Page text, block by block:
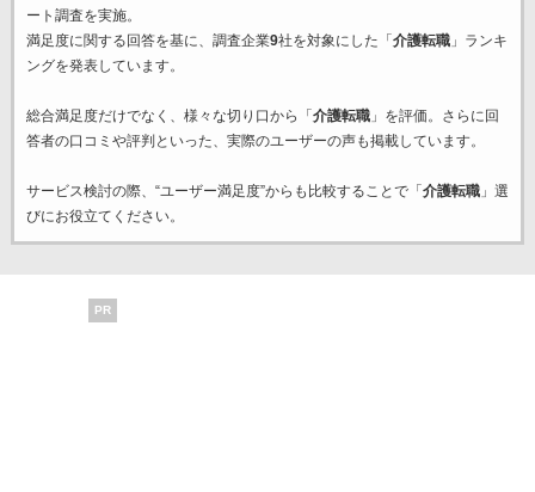
ート調査を実施。
満足度に関する回答を基に、調査企業9社を対象にした「 介護転職」ランキ
ングを発表しています。
総合満足度だけでなく、様々な切り口から「 介護転職」を評価。さらに回
答者の口コミや評判といった、実際のユーザーの声も掲載しています。
サービス検討の際、“ユーザー満足度”からも比較することで「 介護転職」選
びにお役立てください。
PR